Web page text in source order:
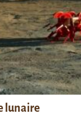
lunaire